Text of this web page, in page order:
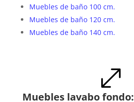
Muebles de baño 100 cm.
Muebles de baño 120 cm.
Muebles de baño 140 cm.
.
Muebles lavabo fondo: